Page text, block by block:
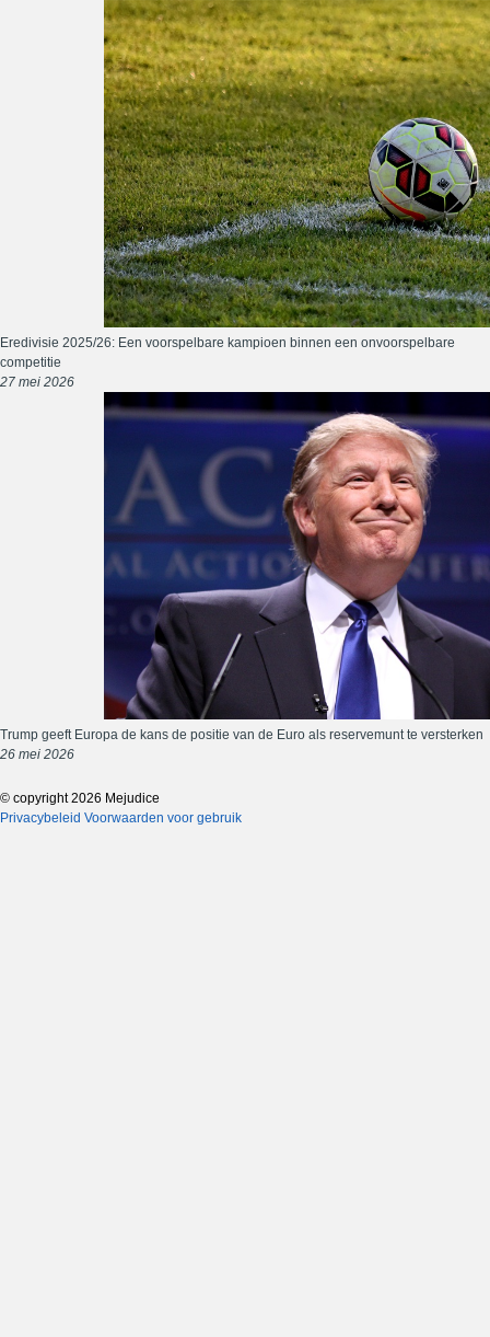
Eredivisie 2025/26: Een voorspelbare kampioen binnen een onvoorspelbare
competitie
27 mei 2026
Trump geeft Europa de kans de positie van de Euro als reservemunt te versterken
26 mei 2026
© copyright 2026 Mejudice
Privacybeleid Voorwaarden voor gebruik